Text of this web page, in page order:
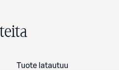
Tuote latautuu